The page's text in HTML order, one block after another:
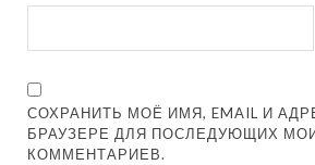
СОХРАНИТЬ МОЁ ИМЯ, EMAIL И
БРАУЗЕРЕ ДЛЯ ПОСЛЕДУЮЩИХ
КОММЕНТАРИЕВ.